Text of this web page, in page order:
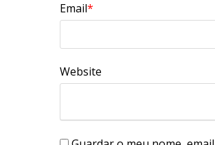
Email*
Website